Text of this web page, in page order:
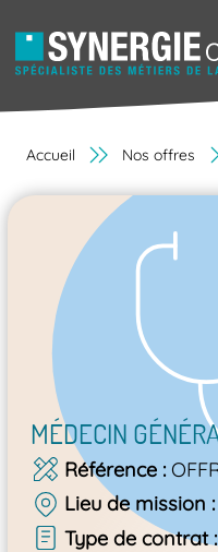
Accueil Nos offres
MÉDECIN
Référence
Lieu de mission
Type de contrat